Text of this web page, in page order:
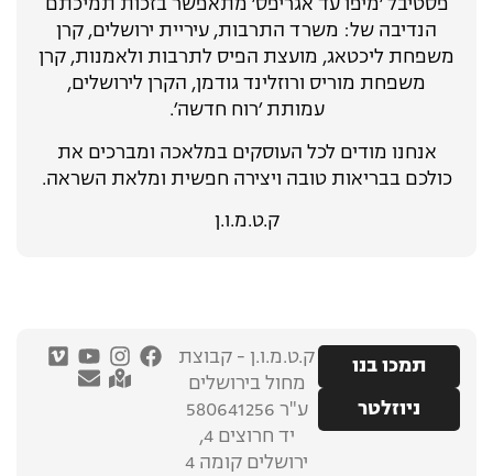
פסטיבל ׳מיפו עד אגריפס׳ מתאפשר בזכות תמיכתם
הנדיבה של: משרד התרבות, עיריית ירושלים, קרן
משפחת ליכטאג, מועצת הפיס לתרבות ולאמנות, קרן
משפחת מוריס ורוזלינד גודמן, הקרן לירושלים,
עמותת ׳רוח חדשה׳.
אנחנו מודים לכל העוסקים במלאכה ומברכים את
כולכם בבריאות טובה ויצירה חפשית ומלאת השראה.
ק.ט.מ.ו.ן
תמכו בנו
ניוזלטר
ק.ט.מ.ו.ן - קבוצת
מחול בירושלים
ע"ר 580641256
יד חרוצים 4,
ירושלים קומה 4